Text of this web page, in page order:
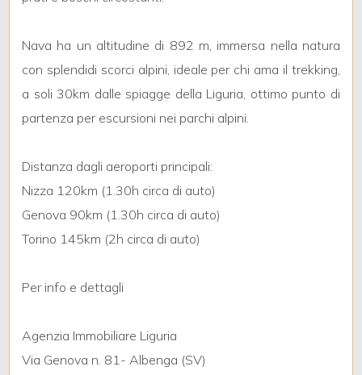
Nava ha un altitudine di 892 m, immersa nella natura
con splendidi scorci alpini, ideale per chi ama il trekking,
a soli 30km dalle spiagge della Liguria, ottimo punto di
partenza per escursioni nei parchi alpini.
Distanza dagli aeroporti principali:
Nizza 120km (1.30h circa di auto)
Genova 90km (1.30h circa di auto)
Torino 145km (2h circa di auto)
Per info e dettagli
Agenzia Immobiliare Liguria
Via Genova n. 81- Albenga (SV)
Camere
minime
Qualsiasi